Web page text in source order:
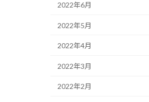
2022年6月
2022年5月
2022年4月
2022年3月
2022年2月